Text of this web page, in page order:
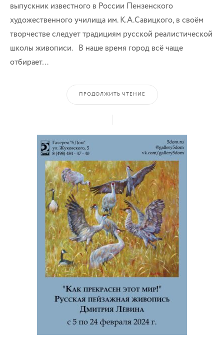
выпускник известного в России Пензенского
художественного училища им. К.А.Савицкого, в своём
творчестве следует традициям русской реалистической
школы живописи. В наше время город всё чаще
отбирает…
ПРОДОЛЖИТЬ ЧТЕНИЕ